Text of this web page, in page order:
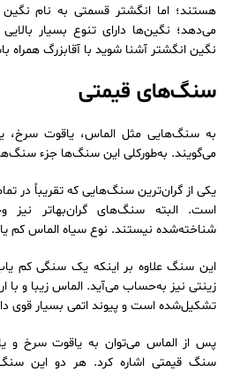
هستند؛ اما انگشتر قسمتی به نام
می‌دهد؛ نگین‌ها دارای تنوع بسیار
نگین انگشتر آشنا شوید با آقابزرگ همراه
سنگ‌های قیمتی
به سنگ‌هایی مثل الماس، یاقوت سرخ،
می‌گویند. به‌طورکلی این سنگ‌ها جزء
یکی از گران‌ترین سنگ‌هایی که تقریباً در
است. البته سنگ‌های گران‌بهاتر نیز
شناخته‌شده نیستند. نوع سیاه الماس کم
این سنگ علاوه بر اینکه یک سنگی کم
زینتی نیز به‌حساب می‌آید. الماس زیبا و
تشکیل‌شده است و پیوند اتمی بسیار قوی
پس از الماس می‌توان به یاقوت سرخ و
سنگ قیمتی اشاره کرد. هر دو این